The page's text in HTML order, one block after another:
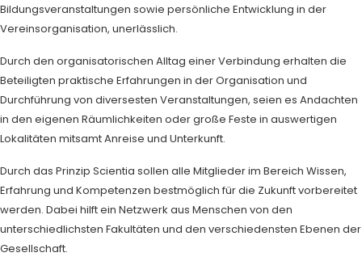
Bildungsveranstaltungen sowie persönliche Entwicklung in der
Vereinsorganisation, unerlässlich.
Durch den organisatorischen Alltag einer Verbindung erhalten die
Beteiligten praktische Erfahrungen in der Organisation und
Durchführung von diversesten Veranstaltungen, seien es Andachten
in den eigenen Räumlichkeiten oder große Feste in auswertigen
Lokalitäten mitsamt Anreise und Unterkunft.
Durch das Prinzip Scientia sollen alle Mitglieder im Bereich Wissen,
Erfahrung und Kompetenzen bestmöglich für die Zukunft vorbereitet
werden. Dabei hilft ein Netzwerk aus Menschen von den
unterschiedlichsten Fakultäten und den verschiedensten Ebenen der
Gesellschaft.